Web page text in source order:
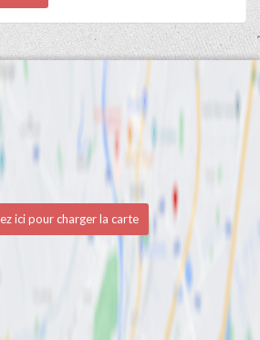
ici pour charger la carte